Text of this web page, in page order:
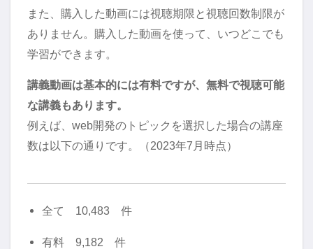
また、購入した動画には視聴期限と視聴回数制限が
ありません。購入した動画を使って、いつどこでも
学習ができます。
講義動画は基本的には有料ですが、無料で視聴可能
な講義もあります。
例えば、web開発のトピックを選択した場合の講座
数は以下の通りです。（2023年7月時点）
全て 10,483 件
有料 9,182 件